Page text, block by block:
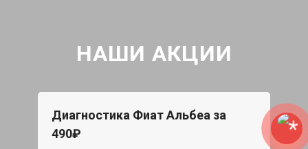
НАШИ АКЦИИ
Диагностика Фиат Альбеа за
490₽